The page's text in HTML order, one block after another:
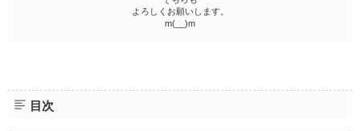
よろしくお願いします。
m(__)m
目次